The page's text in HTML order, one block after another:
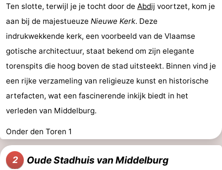
Ten slotte, terwijl je je tocht door de Abdij voortzet, kom je
aan bij de majestueuze Nieuwe Kerk. Deze
indrukwekkende kerk, een voorbeeld van de Vlaamse
gotische architectuur, staat bekend om zijn elegante
torenspits die hoog boven de stad uitsteekt. Binnen vind je
een rijke verzameling van religieuze kunst en historische
artefacten, wat een fascinerende inkijk biedt in het
verleden van Middelburg.
Onder den Toren 1
2 Oude Stadhuis van Middelburg